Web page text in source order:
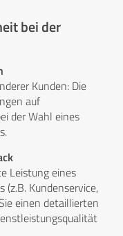
bei der
Kunden: Die
auf
der Wahl eines
Leistung eines
Kundenservice,
einen detaillierten